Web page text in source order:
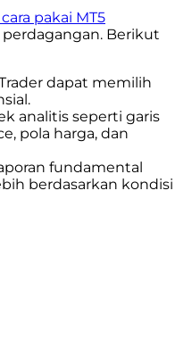
pakai MT5
Berikut
dapat memilih
analitis seperti garis
pola harga, dan
fundamental
berdasarkan kondisi